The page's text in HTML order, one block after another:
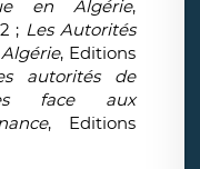
en Algérie,
; Les Autorités
, Editions
autorités de
face aux
, Editions